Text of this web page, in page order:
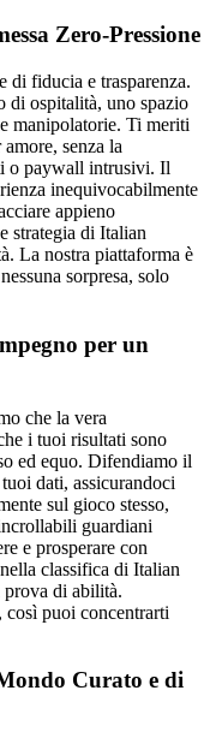
Zero-Pressione
di fiducia e trasparenza.
di ospitalità, uno spazio
manipolatorie. Ti meriti
senza la
o paywall intrusivi. Il
inequivocabilmente
appieno
strategia di Italian
La nostra piattaforma è
sorpresa, solo
per un
che la vera
i tuoi risultati sono
ed equo. Difendiamo il
dati, assicurandoci
sul gioco stesso,
guardiani
e prosperare con
classifica di Italian
prova di abilità.
puoi concentrarti
Curato e di